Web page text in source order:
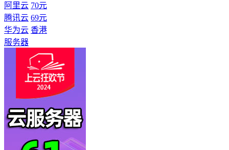
阿里云 70元
腾讯云 69元
华为云 香港
服务器